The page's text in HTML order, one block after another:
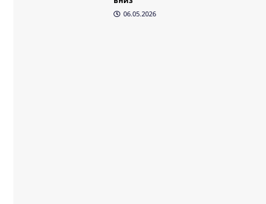
06.05.2026